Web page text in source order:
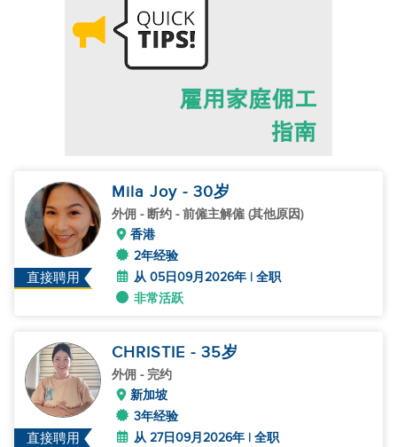
直接聘用
Mila Joy - 30岁
外佣 - 断约 - 前僱主解僱 (其他原因)
香港
2年经验
从 05日09月2026年 | 全职
非常活跃
直接聘用
CHRISTIE - 35岁
外佣 - 完约
新加坡
3年经验
从 27日09月2026年 | 全职